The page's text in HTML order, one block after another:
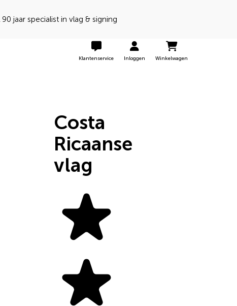
de beste kwaliteit
Klantenservice Inloggen Winkelwagen
Costa
Ricaanse
vlag